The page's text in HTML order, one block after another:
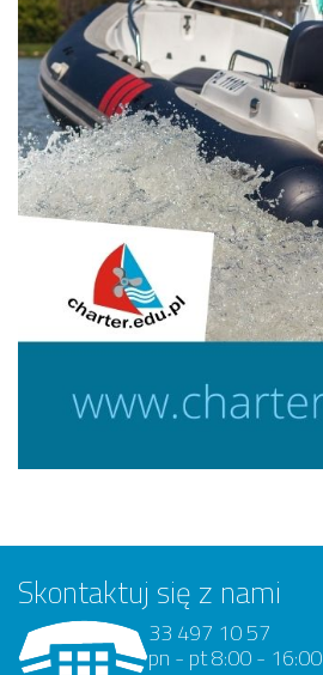
Skontaktuj się z nami
33 497 10 57
pn - pt 8:00 - 16:00